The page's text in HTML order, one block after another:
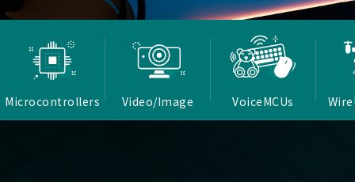
Microcontrollers Video/Image VoiceMCUs